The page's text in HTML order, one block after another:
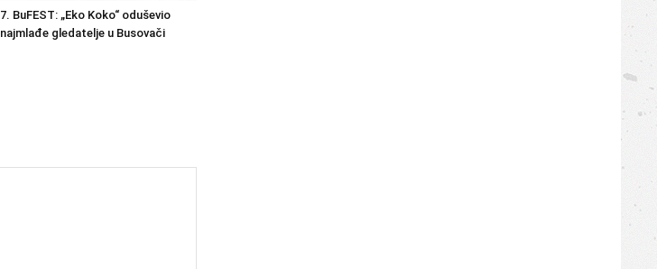
7. BuFEST: „Eko Koko“ oduševio
najmlađe gledatelje u Busovači